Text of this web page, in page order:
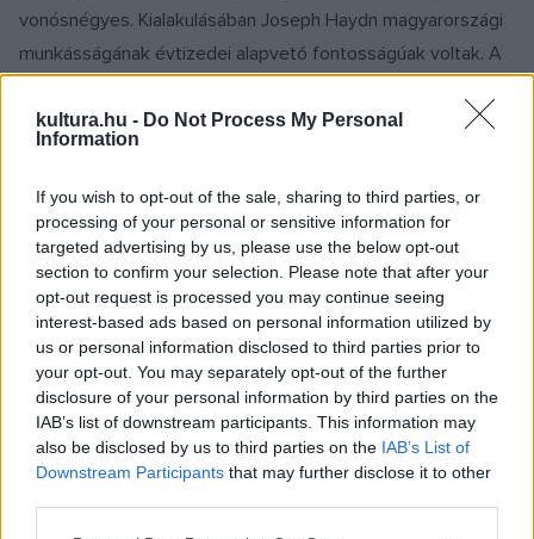
kultura.hu - Do Not Process My Personal
Information
If you wish to opt-out of the sale, sharing to third parties, or
processing of your personal or sensitive information for
targeted advertising by us, please use the below opt-out
section to confirm your selection. Please note that after your
opt-out request is processed you may continue seeing
interest-based ads based on personal information utilized by
us or personal information disclosed to third parties prior to
your opt-out. You may separately opt-out of the further
disclosure of your personal information by third parties on the
IAB’s list of downstream participants. This information may
also be disclosed by us to third parties on the IAB’s List of
Downstream Participants that may further disclose it to other
vonósnégyes. Kialakulásában Joseph Haydn magyarországi
munkásságának évtizedei alapvető fontosságúak voltak. A
világsikereket értek el; általuk a magyar zenei géniusz, Végh
zenetörténetben.
A program Keller András Kossuth-díjas hegedűművész, a
Keller Quartet alapítója és a Concerto Budapest
zeneigazgatójának művészeti vezetésével valósul meg.
Olyan fiatal vonósnégyesek
jelentkezését várják, akik továbbörökítik
ezen zenei formáció kultúráját, ezzel
együtt a világhírű hegedűművész,
karmester örökségét.